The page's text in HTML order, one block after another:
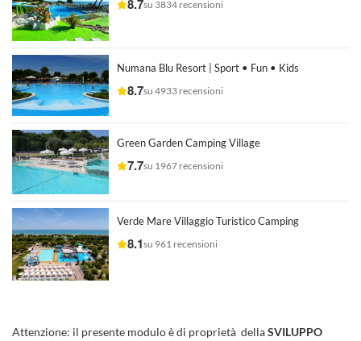
8.7su 3834 recensioni
Numana Blu Resort | Sport • Fun • Kids
8.7su 4933 recensioni
Green Garden Camping Village
7.7su 1967 recensioni
Verde Mare Villaggio Turistico Camping
8.1su 961 recensioni
Attenzione: il presente modulo è di proprietà dellaSVILUPPO